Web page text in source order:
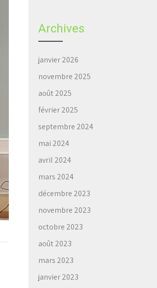
Archives
janvier 2026
novembre 2025
août 2025
février 2025
septembre 2024
mai 2024
avril 2024
mars 2024
décembre 2023
novembre 2023
octobre 2023
août 2023
mars 2023
janvier 2023